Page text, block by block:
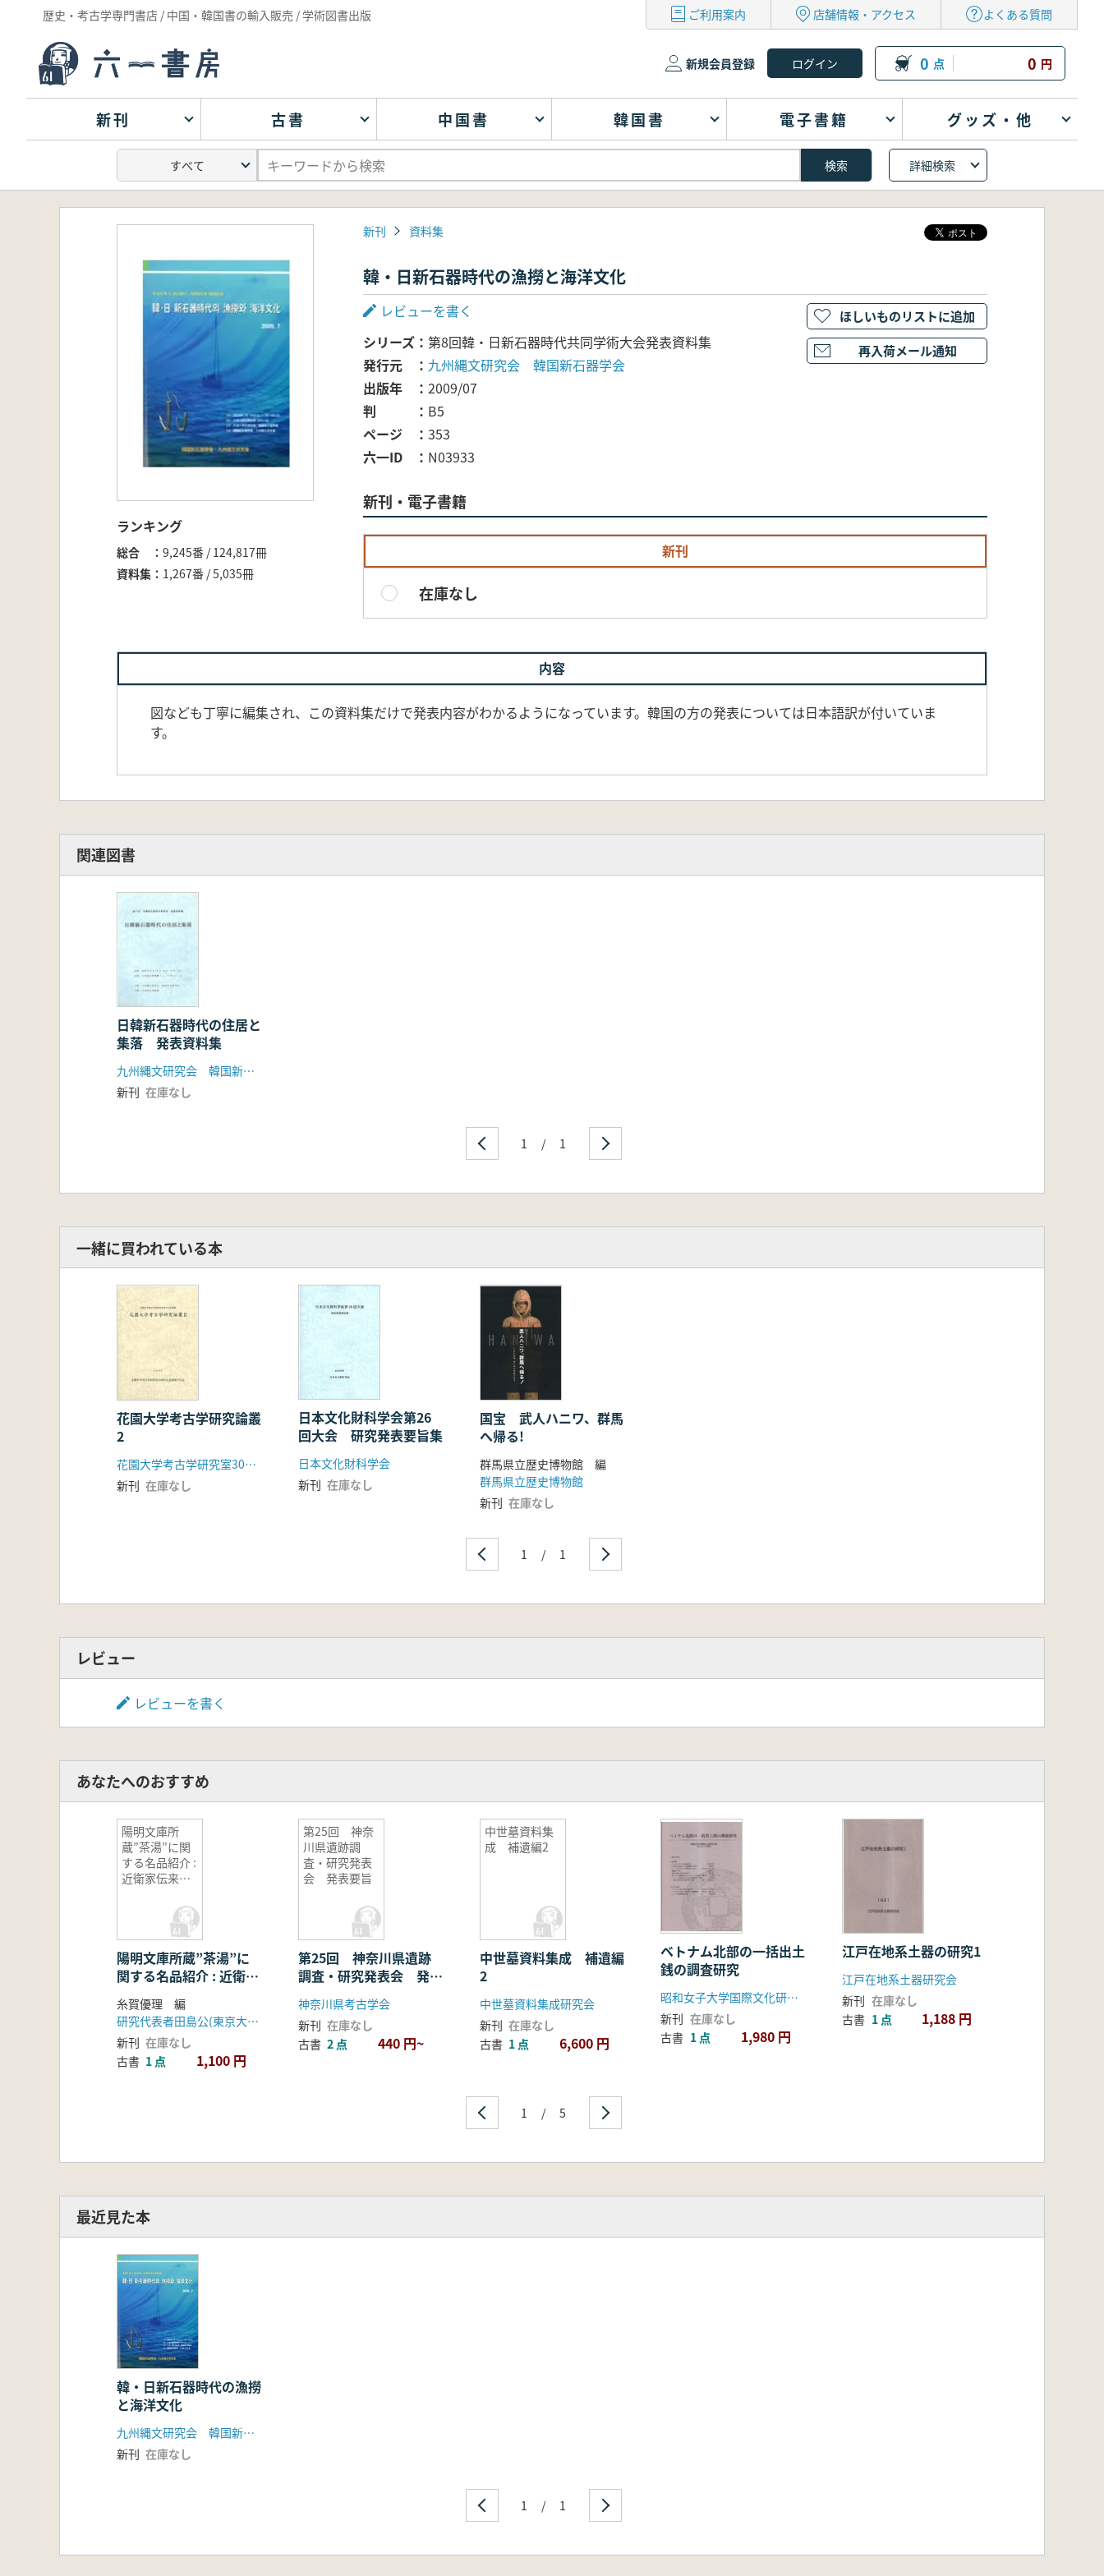
歴史・考古学専門書店 / 中国・韓国書の輸入販売 / 学術図書出版 ご利用案内 店舗情報・アクセス よくある質問
新規会員登録 0 点 0 円
新刊 古書 中国書 韓国書 電子書籍 グッズ・他
詳細検索
ランキング
総合
9,245番 / 124,817冊
資料集
1,267番 / 5,035冊
新刊 資料集
韓・日新石器時代の漁撈と海洋文化
レビューを書く
シリーズ
第8回韓・日新石器時代共同学術大会発表資料集
発行元
九州縄文研究会 韓国新石器学会
出版年
2009/07
判
B5
ページ
353
六一ID
N03933
新刊・電子書籍
新刊
在庫なし
ほしいものリストに追加
再入荷メール通知
内容
図なども丁寧に編集され、この資料集だけで発表内容がわかるようになっています。韓国の方の発表については日本語訳が付いていま
す。
関連図書
日韓新石器時代の住居と
集落 発表資料集
九州縄文研究会 韓国新石器学会
新刊 在庫なし
1 / 1
一緒に買われている本
花園大学考古学研究論叢
2
花園大学考古学研究室30周年記念論集刊行会
新刊 在庫なし
日本文化財科学会第26
回大会 研究発表要旨集
日本文化財科学会
新刊 在庫なし
国宝 武人ハニワ、群馬
へ帰る!
群馬県立歴史博物館 編
群馬県立歴史博物館
新刊 在庫なし
1 / 1
レビュー
レビューを書く
あなたへのおすすめ
陽明文庫所
蔵”茶湯”に関
する名品紹介 :
近衛家伝来資
陽明文庫所蔵”茶湯”に
関する名品紹介 : 近衛家
果
糸賀優理 編
研究代表者田島公(東京大学史料編纂所)
新刊 在庫なし
古書 1 点 1,100 円
第25回 神奈
川県遺跡調
査・研究発表
会 発表要旨
第25回 神奈川県遺跡
調査・研究発表会 発表
神奈川県考古学会
新刊 在庫なし
古書 2 点 440 円~
中世墓資料集
成 補遺編2
中世墓資料集成 補遺編
2
中世墓資料集成研究会
新刊 在庫なし
古書 1 点 6,600 円
ベトナム北部の一括出土
銭の調査研究
昭和女子大学国際文化研究所
新刊 在庫なし
古書 1 点 1,980 円
江戸在地系土器の研究1
江戸在地系土器研究会
新刊 在庫なし
古書 1 点 1,188 円
1 / 5
最近見た本
韓・日新石器時代の漁撈
と海洋文化
九州縄文研究会 韓国新石器学会
新刊 在庫なし
1 / 1